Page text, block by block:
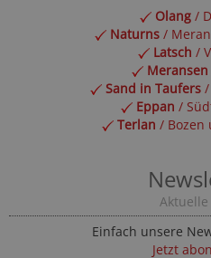
Olang/
Naturns /
Latsch /
Meransen
Sand in Taufers
Eppan /
Terlan / Bozen
Aktuelle
Einfach unsere
Jetzt